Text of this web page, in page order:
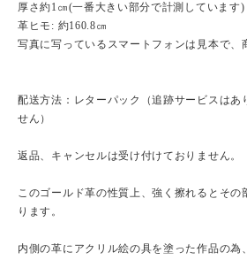
厚さ約1㎝(一番大きい部分で計測しています)
革ヒモ: 約160.8㎝
写真に写っているスマートフォンは見本で、
配送方法：レターパック（追跡サービスはあ
せん）
返品、キャンセルは受け付けておりません。
このゴールド革の性質上、強く擦れるとその
ります。
内側の革にアクリル絵の具を塗った作品の為